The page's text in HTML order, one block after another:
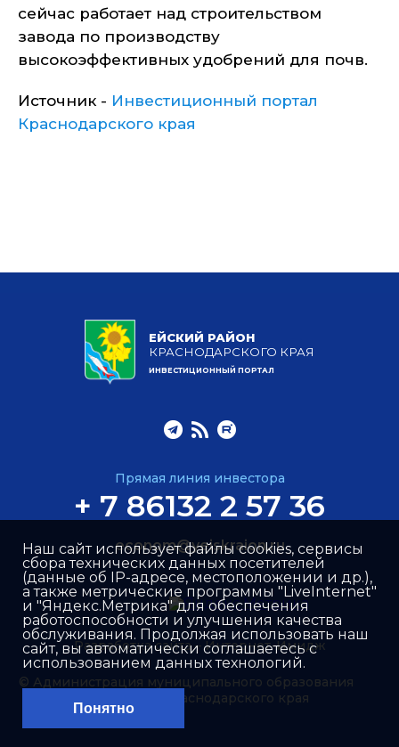
сейчас работает над строительством
завода по производству
высокоэффективных удобрений для почв.
Источник - Инвестиционный портал
Краснодарского края
ЕЙСКИЙ РАЙОН
КРАСНОДАРСКОГО КРАЯ
ИНВЕСТИЦИОННЫЙ ПОРТАЛ
Прямая линия инвестора
+ 7 86132 2 57 36
econom@yeiskraion.ru
© Администрация муниципального образования
Ейский район Краснодарского края
Разработка сайта –Интернет-Имидж
Наш сайт использует файлы cookies, сервисы
сбора технических данных посетителей
(данные об IP-адресе, местоположении и др.),
а также метрические программы "LiveInternet"
и "Яндекс.Метрика" для обеспечения
работоспособности и улучшения качества
обслуживания. Продолжая использовать наш
сайт, вы автоматически соглашаетесь с
использованием данных технологий.
Понятно